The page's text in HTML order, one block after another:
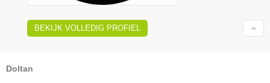
BEKIJK VOLLEDIG PROFIEL
Doltan